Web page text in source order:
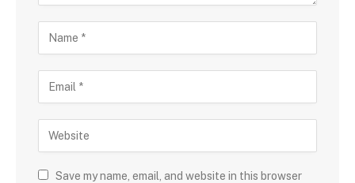
Save my name, email, and website in this browser